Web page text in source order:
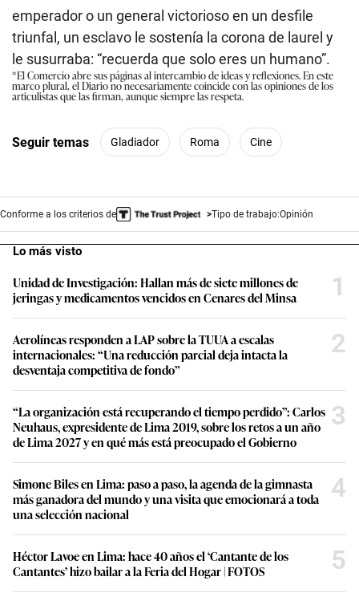
emperador o un general victorioso en un desfile
triunfal, un esclavo le sostenía la corona de laurel y
le susurraba: “recuerda que solo eres un humano”.
*El Comercio abre sus páginas al intercambio de ideas y reflexiones. En este
marco plural, el Diario no necesariamente coincide con las opiniones de los
articulistas que las firman, aunque siempre las respeta.
Seguir temas Gladiador Roma Cine
Conforme a los criterios de Tipo de trabajo:Opinión
Lo más visto
Unidad de Investigación: Hallan más de siete millones de
jeringas y medicamentos vencidos en Cenares del Minsa
1
Aerolíneas responden a LAP sobre la TUUA a escalas
internacionales: “Una reducción parcial deja intacta la
desventaja competitiva de fondo”
2
“La organización está recuperando el tiempo perdido”: Carlos
Neuhaus, expresidente de Lima 2019, sobre los retos a un año
de Lima 2027 y en qué más está preocupado el Gobierno
3
Simone Biles en Lima: paso a paso, la agenda de la gimnasta
más ganadora del mundo y una visita que emocionará a toda
una selección nacional
4
Héctor Lavoe en Lima: hace 40 años el ‘Cantante de los
Cantantes’ hizo bailar a la Feria del Hogar | FOTOS
5